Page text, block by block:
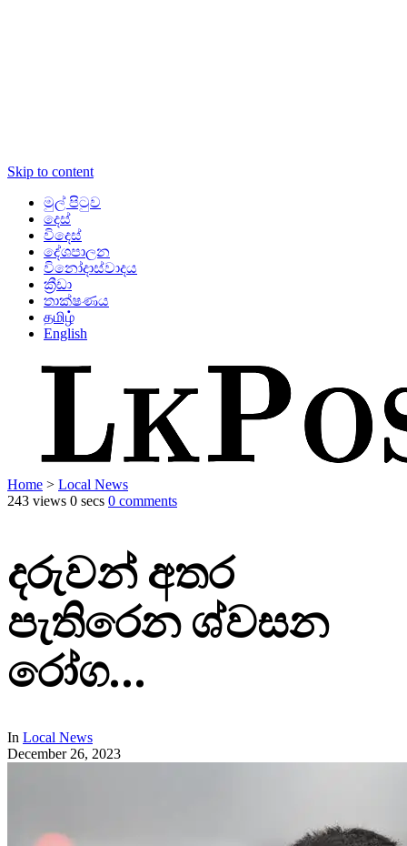
Skip to content
මුල් පිටුව
දෙස්
විදෙස්
දේශපාලන
විනෝදාස්වාදය
ක්‍රීඩා
තාක්ෂණය
தமிழ்
English
Home > Local News
243 views 0 secs 0 comments
දරුවන් අතර
පැතිරෙන ශ්වසන
රෝග…
In Local News
December 26, 2023